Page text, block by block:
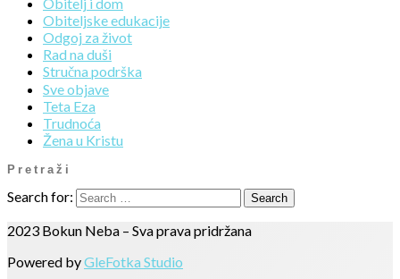
Obiteljske edukacije
Odgoj za život
Rad na duši
Stručna podrška
Sve objave
Teta Eza
Trudnoća
Žena u Kristu
Pretraži
Search for:
2023 Bokun Neba – Sva prava pridržana
Powered byGleFotka Studio